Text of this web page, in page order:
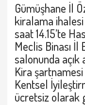
Gümüşhane İl
kiralama ihalesi
saat 14.15’te
Meclis Binası İl
salonunda açık
Kira
Kentsel
ücretsiz olarak